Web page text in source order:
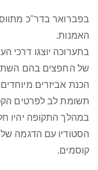
בפברואר בדר"כ
האמנות.
בתערוכה יוצגו דרכי
של החפצים בהם
הכנת אביזרים
תשומת לב לפרטים
במהלך התקופה יהיו
הסטודיו עם הדגמה של
קוסמים.